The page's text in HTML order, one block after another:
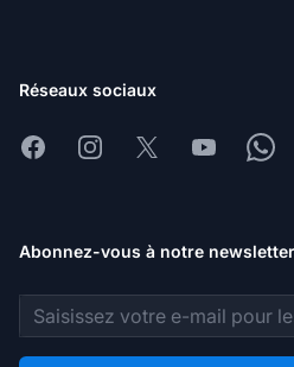
Réseaux sociaux
FacebookInstagram
X Youtube
Abonnez-vous à notre newsletter
Adresse e-mail